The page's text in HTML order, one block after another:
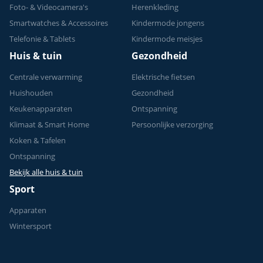
Foto- & Videocamera's
Smartwatches & Accessoires
Telefonie & Tablets
Herenkleding
Kindermode jongens
Kindermode meisjes
Huis & tuin
Centrale verwarming
Huishouden
Keukenapparaten
Klimaat & Smart Home
Koken & Tafelen
Ontspanning
Bekijk alle huis & tuin
Gezondheid
Elektrische fietsen
Gezondheid
Ontspanning
Persoonlijke verzorging
Sport
Apparaten
Wintersport